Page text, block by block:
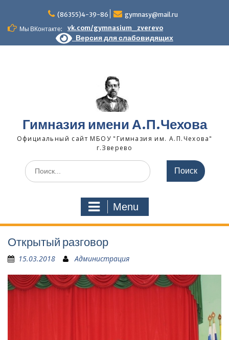
content
(86355)4-39-86
gymnasy@mail.ru
Мы ВКонтакте:
vk.com/gymnasium_zverevo
Версия для слабовидящих
Гимназия имени А.П.Чехова
Официальный сайт МБОУ "Гимназия им. А.П.Чехова"
г.Зверево
Search
for:
Menu
Открытый разговор
15.03.2018 Администрация